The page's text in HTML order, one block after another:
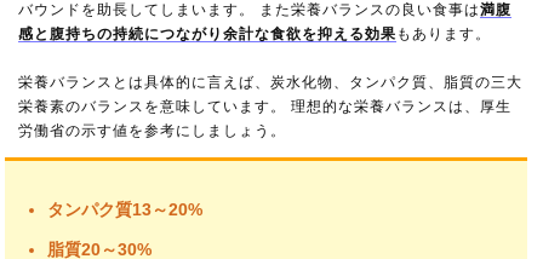
バウンドを助長してしまいます。 また栄養バランスの良い食事は満腹
感と腹持ちの持続につながり余計な食欲を抑える効果 もあります。
栄養バランスとは具体的に言えば、炭水化物、タンパク質、脂質の三大
栄養素のバランスを意味しています。 理想的な栄養バランスは、厚生
労働省の示す値を参考にしましょう。
タンパク質13～20%
脂質20～30%